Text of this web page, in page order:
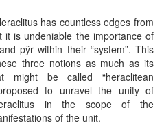
has countless edges from
it is undeniable the importance of
pŷr within their “system”. This
three notions as much as its
might be called “heraclitean
to unravel the unity of
in the scope of the
of the unit.